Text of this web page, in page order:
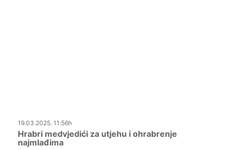
19.03.2025. 11:56h
Hrabri medvjedići za utjehu i ohrabrenje
najmlađima